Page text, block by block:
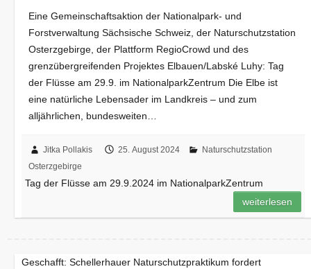
Eine Gemeinschaftsaktion der Nationalpark- und
Forstverwaltung Sächsische Schweiz, der Naturschutzstation
Osterzgebirge, der Plattform RegioCrowd und des
grenzübergreifenden Projektes Elbauen/Labské Luhy: Tag
der Flüsse am 29.9. im NationalparkZentrum Die Elbe ist
eine natürliche Lebensader im Landkreis – und zum
alljährlichen, bundesweiten…
Jitka Pollakis 25. August 2024
Naturschutzstation
Osterzgebirge
Tag der Flüsse am 29.9.2024 im NationalparkZentrum
weiterlesen
Geschafft: Schellerhauer Naturschutzpraktikum fordert